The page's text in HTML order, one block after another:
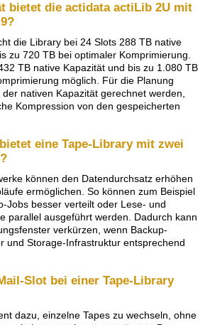
bietet die actidata actiLib 2U mit
die Library bei 24 Slots 288 TB native
zu 720 TB bei optimaler Komprimierung.
TB native Kapazität und bis zu 1.080 TB
möglich. Für die Planung
nativen Kapazität gerechnet werden,
Kompression von den gespeicherten
eine Tape-Library mit zwei
können den Datendurchsatz erhöhen
ermöglichen. So können zum Beispiel
Jobs besser verteilt oder Lese- und
parallel ausgeführt werden. Dadurch kann
verkürzen, wenn Backup-
und Storage-Infrastruktur entsprechend
Slot bei einer Tape-Library
dazu, einzelne Tapes zu wechseln, ohne